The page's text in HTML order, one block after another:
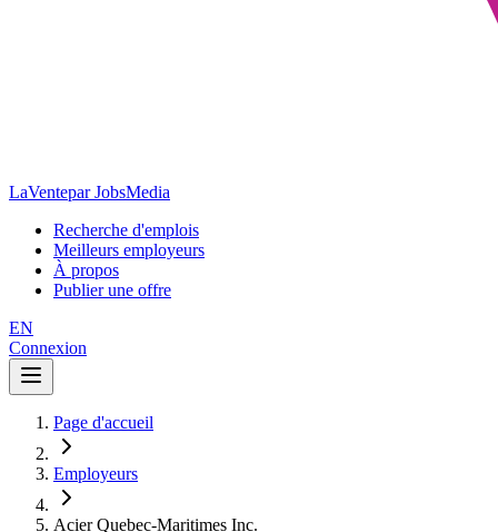
LaVentepar JobsMedia
Recherche d'emplois
Meilleurs employeurs
À propos
Publier une offre
EN
Connexion
Page d'accueil
Employeurs
Acier Quebec-Maritimes Inc.